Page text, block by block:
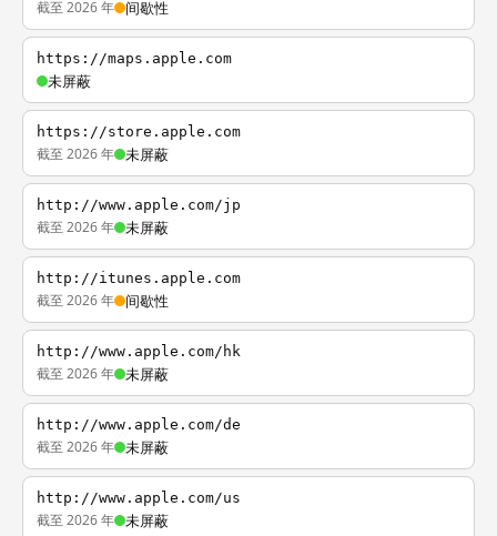
截至 2026 年 间歇性
https://maps.apple.com
未屏蔽
https://store.apple.com
截至 2026 年 未屏蔽
http://www.apple.com/jp
截至 2026 年 未屏蔽
http://itunes.apple.com
截至 2026 年 间歇性
http://www.apple.com/hk
截至 2026 年 未屏蔽
http://www.apple.com/de
截至 2026 年 未屏蔽
http://www.apple.com/us
截至 2026 年 未屏蔽